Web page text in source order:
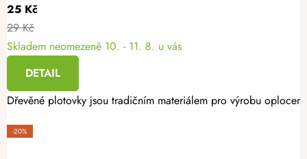
25 Kč
29 Kč
Skladem neomezeně 10. - 11. 8. u vás
DETAIL
Dřevěné plotovky jsou tradičním materiálem pro výrobu
-20%